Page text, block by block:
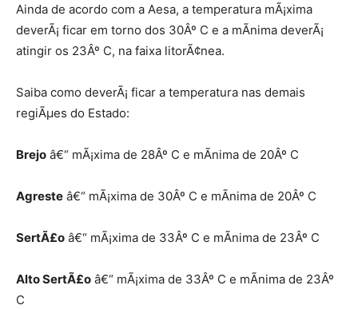
Ainda de acordo com a Aesa, a temperatura mÃ¡xima
deverÃ¡ ficar em torno dos 30Âº C e a mÃ­nima deverÃ¡
atingir os 23Âº C, na faixa litorÃ¢nea.
Saiba como deverÃ¡ ficar a temperatura nas demais
regiÃµes do Estado:
Brejo â€“ mÃ¡xima de 28Âº C e mÃ­nima de 20Âº C
Agreste â€“ mÃ¡xima de 30Âº C e mÃ­nima de 20Âº C
SertÃ£o â€“ mÃ¡xima de 33Âº C e mÃ­nima de 23Âº C
Alto SertÃ£o â€“ mÃ¡xima de 33Âº C e mÃ­nima de 23Âº
C